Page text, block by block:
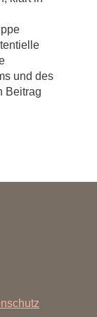
Schultze JL,
and MRP14
Sterile
23 (2014).
C,
Schmolke
S, Roth J.
inflammatory
und des
Beitrag